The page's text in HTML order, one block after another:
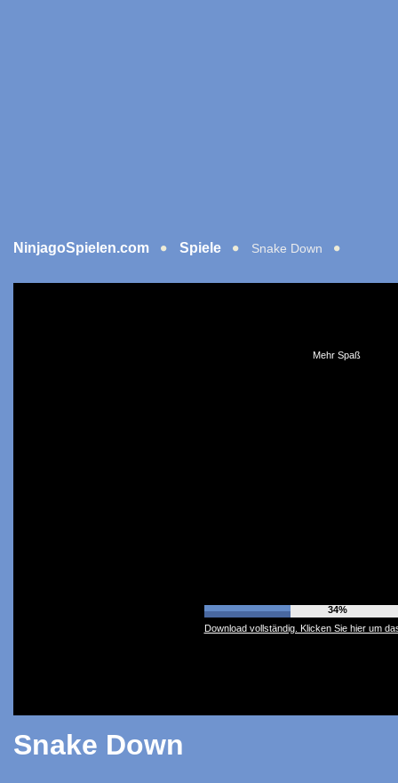
NinjagoSpielen.com Spiele Snake Down
Mehr Spaß
38%
Download vollständig. Klicken Sie hier um
Snake Down